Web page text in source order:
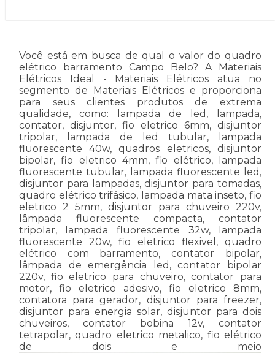
Você está em busca de qual o valor do quadro
elétrico barramento Campo Belo? A Materiais
Elétricos Ideal - Materiais Elétricos atua no
segmento de Materiais Elétricos e proporciona
para seus clientes produtos de extrema
qualidade, como: lampada de led, lampada,
contator, disjuntor, fio eletrico 6mm, disjuntor
tripolar, lampada de led tubular, lampada
fluorescente 40w, quadros eletricos, disjuntor
bipolar, fio eletrico 4mm, fio elétrico, lampada
fluorescente tubular, lampada fluorescente led,
disjuntor para lampadas, disjuntor para tomadas,
quadro elétrico trifásico, lampada mata inseto, fio
eletrico 2 5mm, disjuntor para chuveiro 220v,
lâmpada fluorescente compacta, contator
tripolar, lampada fluorescente 32w, lampada
fluorescente 20w, fio eletrico flexivel, quadro
elétrico com barramento, contator bipolar,
lâmpada de emergência led, contator bipolar
220v, fio eletrico para chuveiro, contator para
motor, fio eletrico adesivo, fio eletrico 8mm,
contatora para gerador, disjuntor para freezer,
disjuntor para energia solar, disjuntor para dois
chuveiros, contator bobina 12v, contator
tetrapolar, quadro eletrico metalico, fio elétrico
de dois e meio